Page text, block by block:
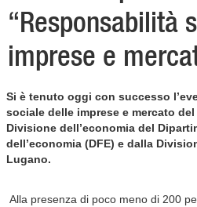
“Responsabilità
imprese e
Si è tenuto oggi con successo
sociale delle imprese e mercato
Divisione dell’economia del
dell’economia (DFE) e dalla
Lugano.
Alla presenza di poco meno di 200